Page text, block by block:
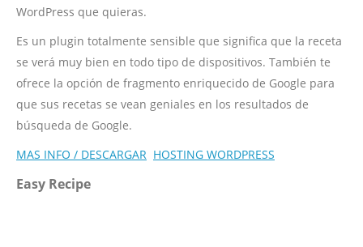
WordPress que quieras.
Es un plugin totalmente sensible que significa que la receta
se verá muy bien en todo tipo de dispositivos. También te
ofrece la opción de fragmento enriquecido de Google para
que sus recetas se vean geniales en los resultados de
búsqueda de Google.
MAS INFO / DESCARGAR HOSTING WORDPRESS
Easy Recipe